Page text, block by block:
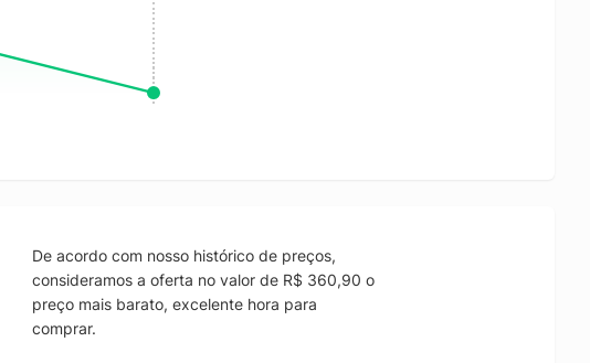
De acordo com nosso histórico de preços,
consideramos a oferta no valor de R$ 360,90 o
preço mais barato, excelente hora para
comprar.